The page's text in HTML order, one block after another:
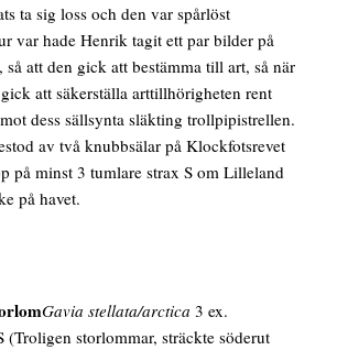
ta sig loss och den var spårlöst
var hade Henrik tagit ett par bilder på
att den gick att bestämma till art, så när
att säkerställa arttillhörigheten rent
dess sällsynta släkting trollpipistrellen.
av två knubbsälar på Klockfotsrevet
på minst 3 tumlare strax S om Lilleland
på havet.
Gavia stellata/arctica 3 ex.
(Troligen storlommar, sträckte söderut